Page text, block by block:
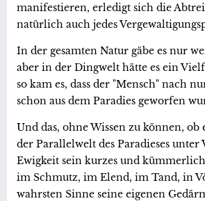
manifestieren, erledigt sich die
natürlich auch jedes
In der gesamten Natur gäbe es nur
aber in der Dingwelt hätte es ein
so kam es, dass der "Mensch" nach
schon aus dem Paradies geworfen
Und das, ohne Wissen zu können,
der Parallelwelt des Paradieses unter
Ewigkeit sein kurzes und
im Schmutz, im Elend, im Tand, in
wahrsten Sinne seine eigenen